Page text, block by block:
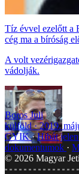
Tíz évvel ezelőtt a
cég ma a bíróság
A volt
vádolják.
Boros Juli
külföld
2019.
GYIK Hibát
dokumentumok
© 2026 Magyar